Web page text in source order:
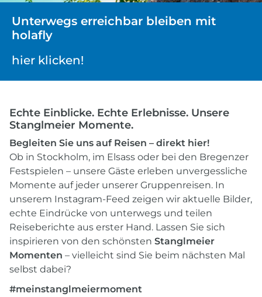
Unterwegs erreichbar bleiben mit
holafly
hier klicken!
Echte Einblicke. Echte Erlebnisse. Unsere
Stanglmeier Momente.
Begleiten Sie uns auf Reisen – direkt hier!
Ob in Stockholm, im Elsass oder bei den Bregenzer
Festspielen – unsere Gäste erleben unvergessliche
Momente auf jeder unserer Gruppenreisen. In
unserem Instagram-Feed zeigen wir aktuelle Bilder,
echte Eindrücke von unterwegs und teilen
Reiseberichte aus erster Hand. Lassen Sie sich
inspirieren von den schönsten Stanglmeier
Momenten – vielleicht sind Sie beim nächsten Mal
selbst dabei?
#meinstanglmeiermoment